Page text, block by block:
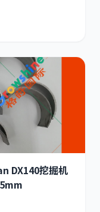
DX140挖掘机